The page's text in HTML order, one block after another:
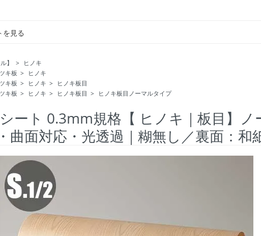
を見る
】 >
ヒノキ
キ板 >
ヒノキ
キ板 > ヒノキ >
ヒノキ板目
キ板 > ヒノキ > ヒノキ板目 > ヒノキ板目ノーマルタイプ
ート 0.3mm規格【 ヒノキ｜板目】ノ
曲面対応・光透過｜糊無し／裏面：和